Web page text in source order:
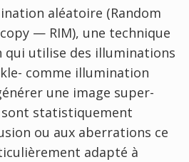
aléatoire (Random
— RIM), une technique
qui utilise des illuminations
comme illumination
une image super-
sont statistiquement
ou aux aberrations ce
adapté à